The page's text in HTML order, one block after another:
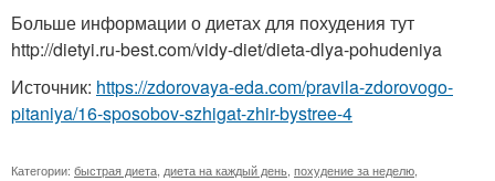
Больше информации о диетах для похудения тут
http://dietyi.ru-best.com/vidy-diet/dieta-dlya-pohudeniya
Источник: https://zdorovaya-eda.com/pravila-zdorovogo-
pitaniya/16-sposobov-szhigat-zhir-bystree-4
Категории: быстрая диета, диета на каждый день, похудение за неделю,